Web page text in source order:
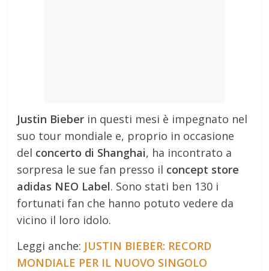
Justin Bieber in questi mesi è impegnato nel
suo tour mondiale e, proprio in occasione
del concerto di Shanghai, ha incontrato a
sorpresa le sue fan presso il concept store
adidas NEO Label. Sono stati ben 130 i
fortunati fan che hanno potuto vedere da
vicino il loro idolo.
Leggi anche: JUSTIN BIEBER: RECORD
MONDIALE PER IL NUOVO SINGOLO